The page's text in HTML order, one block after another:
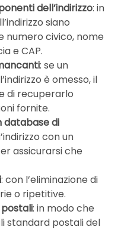
dell’indirizzo: in
siano
numero civico, nome
e CAP.
: se un
è omesso, il
di recuperarlo
fornite.
database di
con un
assicurarsi che
: con l’eliminazione di
o ripetitive.
: in modo che
standard postali del